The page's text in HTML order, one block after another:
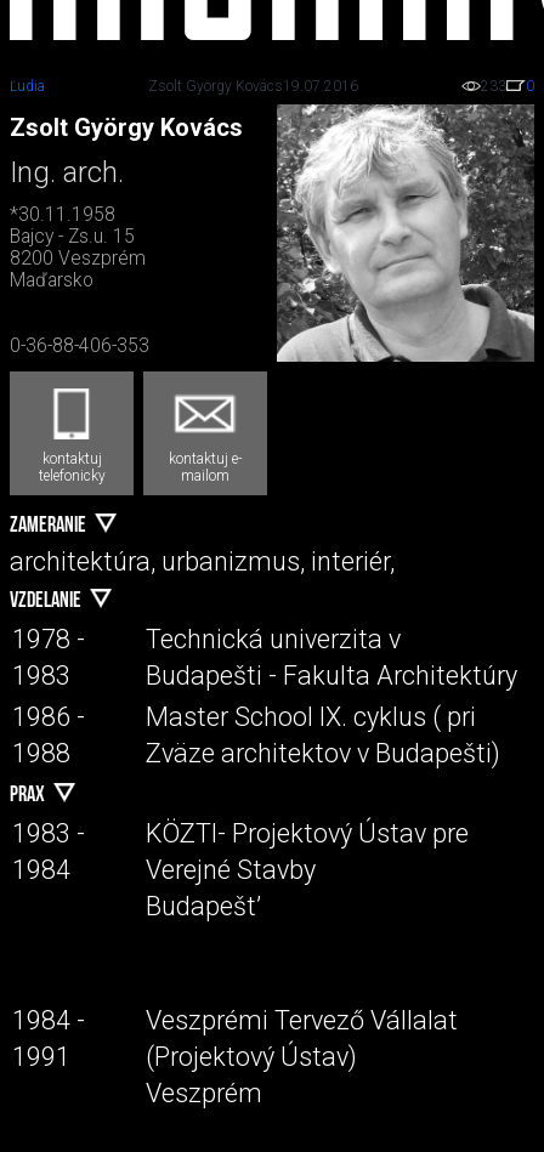
Ľudia Zsolt György Kovács19.07.2016 233 0
Zsolt György Kovács
Ing. arch.
*30.11.1958
Bajcy - Zs.u. 15
8200 Veszprém
Maďarsko
0-36-88-406-353
kontaktuj
telefonicky
kontaktuj e-
mailom
ZAMERANIE
architektúra, urbanizmus, interiér,
VZDELANIE
1978 -
1983
Technická univerzita v
Budapešti - Fakulta Architektúry
1986 -
1988
Master School IX. cyklus ( pri
Zväze architektov v Budapešti)
PRAX
1983 -
1984
KÖZTI- Projektový Ústav pre
Verejné Stavby
Budapešt’
1984 -
1991
Veszprémi Tervező Vállalat
(Projektový Ústav)
Veszprém